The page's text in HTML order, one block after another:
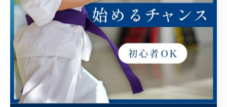
--
< 前のページ 一覧に戻る 次のページ >
カテゴリー CATEGORIES